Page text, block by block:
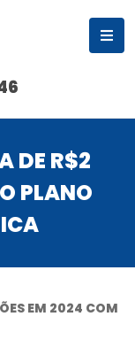
DE R$2
PLANO
EM 2024 COM